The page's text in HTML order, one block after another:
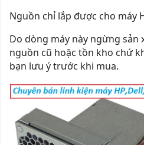
Nguồn chỉ lắp được cho máy
Do dòng máy này ngừng sản
nguồn cũ hoặc tồn kho chứ
bạn lưu ý trước khi mua.